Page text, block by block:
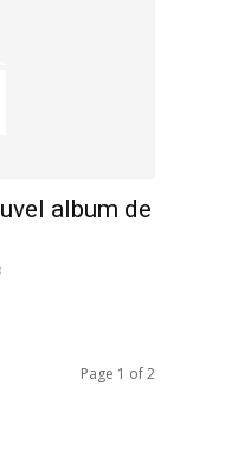
album de
Page 1 of 2